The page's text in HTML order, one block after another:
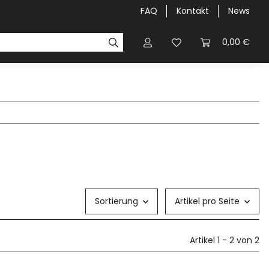
FAQ Kontakt News
0,00 €
Galerie
Sortierung Artikel pro Seite
Artikel 1 - 2 von 2